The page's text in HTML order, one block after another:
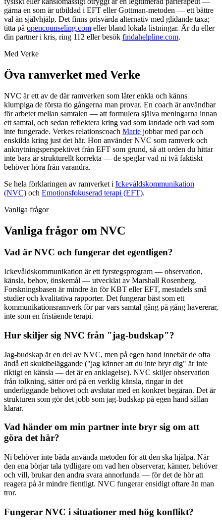
gärna en som är utbildad i EFT eller Gottman-metoden — ett bättre
val än självhjälp. Det finns prisvärda alternativ med glidande taxa;
titta på opencounseling.com eller bland lokala listningar. Är du eller
din partner i kris, ring 112 eller besök findahelpline.com.
Med Verke
Öva ramverket med Verke
NVC är ett av de där ramverken som låter enkla och känns
klumpiga de första tio gångerna man provar. En coach är användbar
för arbetet mellan samtalen — att formulera själva meningarna innan
ett samtal, och sedan reflektera kring vad som landade och vad som
inte fungerade. Verkes relationscoach Marie jobbar med par och
enskilda kring just det här. Hon använder NVC som ramverk och
anknytningsperspektivet från EFT som grund, så att orden du hittar
inte bara är strukturellt korrekta — de speglar vad ni två faktiskt
behöver höra från varandra.
Se hela förklaringen av ramverket i Ickevåldskommunikation
(NVC) och Emotionsfokuserad terapi (EFT).
Vanliga frågor
Vanliga frågor om NVC
Vad är NVC och fungerar det egentligen?
Ickevåldskommunikation är ett fyrstegsprogram — observation,
känsla, behov, önskemål — utvecklat av Marshall Rosenberg.
Forskningsbasen är mindre än för KBT eller EFT, mestadels små
studier och kvalitativa rapporter. Det fungerar bäst som ett
kommunikationsramverk för par vars samtal gång på gång havererar,
inte som en fristående terapi.
Hur skiljer sig NVC från "jag-budskap"?
Jag-budskap är en del av NVC, men på egen hand innebär de ofta
ändå ett skuldbeläggande ("jag känner att du inte bryr dig" är inte
riktigt en känsla — det är en anklagelse). NVC skiljer observation
från tolkning, sätter ord på en verklig känsla, ringar in det
underliggande behovet och avslutar med en konkret begäran. Det är
strukturen som gör det jobb som jag-budskap på egen hand sällan
klarar.
Vad händer om min partner inte bryr sig om att
göra det här?
Ni behöver inte båda använda metoden för att den ska hjälpa. När
den ena börjar tala tydligare om vad hen observerar, känner, behöver
och vill, brukar den andra svara annorlunda — för det de hör att
reagera på är mindre fientligt. NVC fungerar ensidigt oftare än man
tror.
Fungerar NVC i situationer med hög konflikt?